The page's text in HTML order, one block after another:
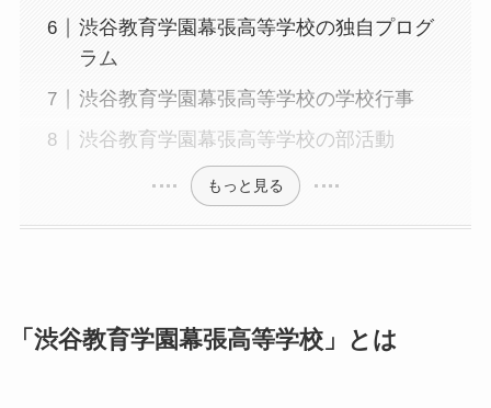
渋谷教育学園幕張高等学校の独自プログ
ラム
渋谷教育学園幕張高等学校の学校行事
渋谷教育学園幕張高等学校の部活動
もっと見る
「渋谷教育学園幕張高等学校」とは